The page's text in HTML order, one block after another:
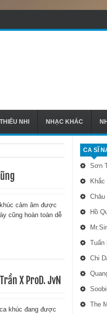
NHI NHẠC KHÁC
CA SĨ
Sơn
Khắc
Châu
Hồ
Tuấn
Chi
The
cảm âm được
cũng hoàn toàn dễ
X ProD. JvN
khúc đang được